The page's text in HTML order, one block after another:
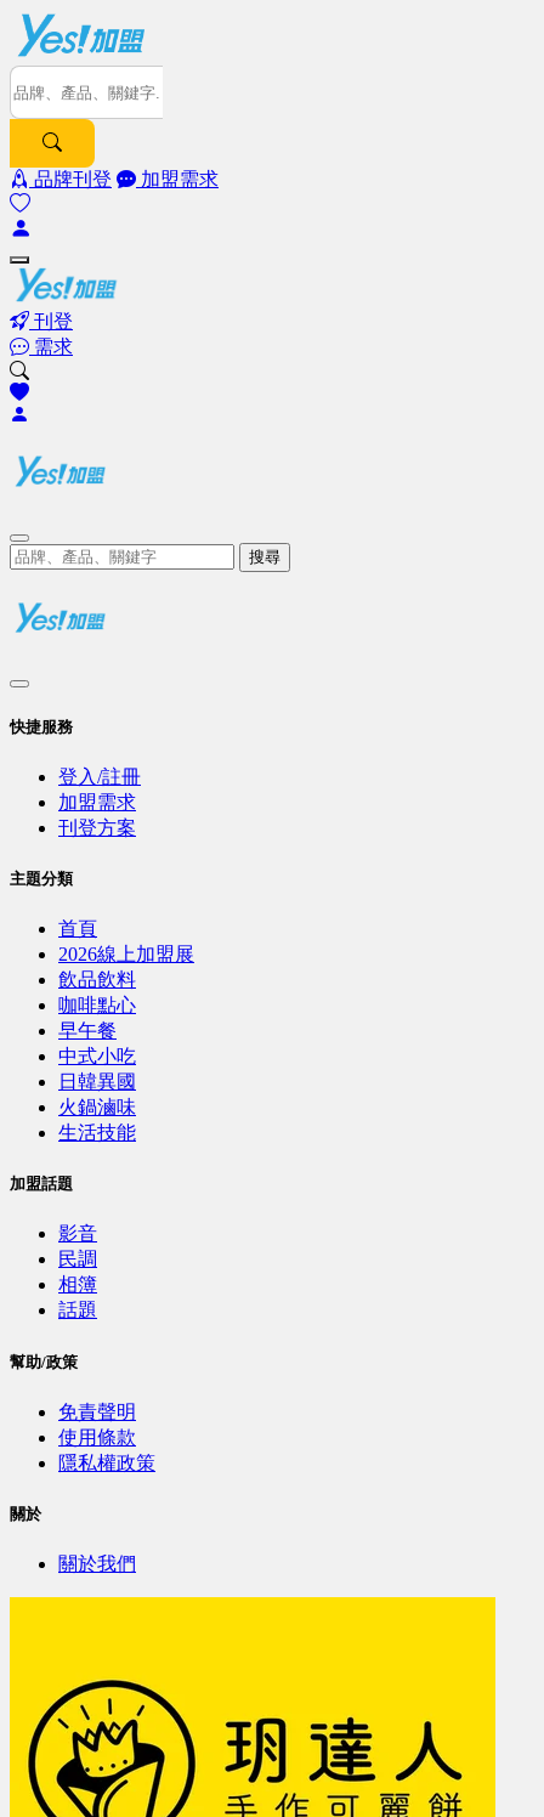
品牌刊登 加盟需求
刊登
需求
搜尋
快捷服務
登入/註冊
加盟需求
刊登方案
主題分類
首頁
2026線上加盟展
飲品飲料
咖啡點心
早午餐
中式小吃
日韓異國
火鍋滷味
生活技能
加盟話題
影音
民調
相簿
話題
幫助/政策
免責聲明
使用條款
隱私權政策
關於
關於我們